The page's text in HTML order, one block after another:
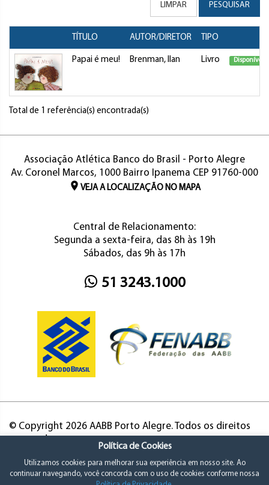
LIMPAR PESQUISAR
TÍTULO AUTOR/DIRETOR TIPO
Papai é meu! Brenman, Ilan Livro Disponível
Total de 1 referência(s) encontrada(s)
Associação Atlética Banco do Brasil - Porto Alegre
Av. Coronel Marcos, 1000 Bairro Ipanema CEP 91760-000
VEJA A LOCALIZAÇÃO NO MAPA
Central de Relacionamento:
Segunda a sexta-feira, das 8h às 19h
Sábados, das 9h às 17h
51 3243.1000
© Copyright 2026 AABB Porto Alegre. Todos os direitos
Política de Cookies
Utilizamos cookies para melhorar sua experiência em nosso site. Ao
continuar navegando, você concorda com o uso de cookies conforme nossa